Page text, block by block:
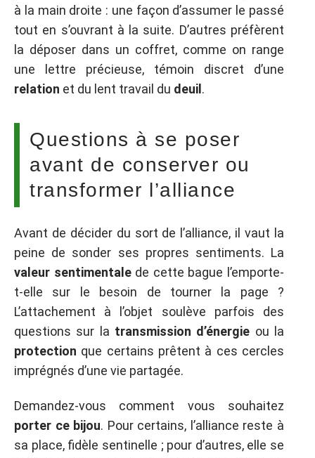
à la main droite : une façon d’assumer le passé
tout en s’ouvrant à la suite. D’autres préfèrent
la déposer dans un coffret, comme on range
une lettre précieuse, témoin discret d’une
relation et du lent travail du deuil .
Questions à se poser
avant de conserver ou
transformer l’alliance
Avant de décider du sort de l’alliance, il vaut la
peine de sonder ses propres sentiments. La
valeur sentimentalede cette bague l’emporte-
t-elle sur le besoin de tourner la page ?
L’attachement à l’objet soulève parfois des
questions sur la transmission d’énergie ou la
protection que certains prêtent à ces cercles
imprégnés d’une vie partagée.
Demandez-vous comment vous souhaitez
porter ce bijou. Pour certains, l’alliance reste à
sa place, fidèle sentinelle ; pour d’autres, elle se